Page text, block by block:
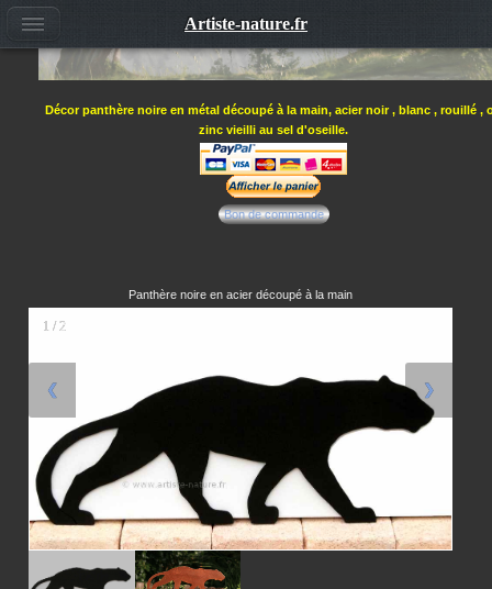
Décor panthère noire en métal découpé à la main, acier noir , blanc , rouillé ,
zinc vieilli au sel d'oseille.
Bon de commande
Panthère noire en acier découpé à la main
1 / 2
❮ ❯
Artiste-nature.fr